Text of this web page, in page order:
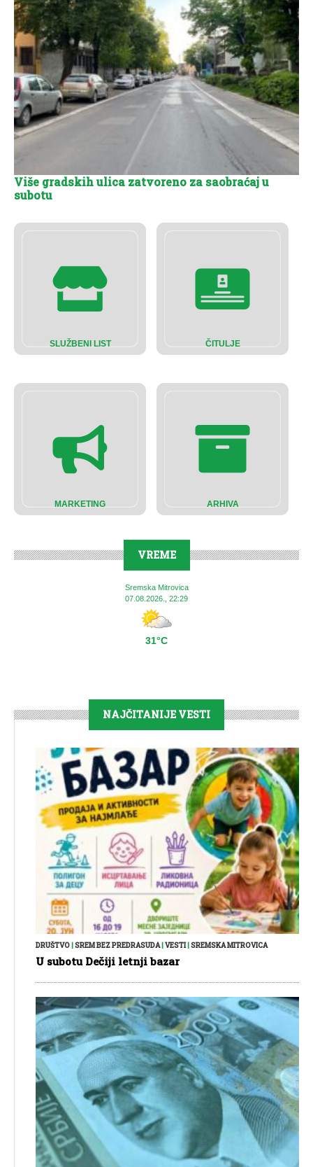
SLUŽBENI LIST ČITULJE
MARKETING ARHIVA
VREME
Sremska Mitrovica
07.08.2026., 22:29
31°C
Više gradskih ulica zatvoreno za saobraćaj u
subotu
NAJČITANIJE VESTI
DRUŠTVO|SREM BEZ PREDRASUDA|VESTI|SREMSKA MITROVICA
U subotu Dečiji letnji bazar